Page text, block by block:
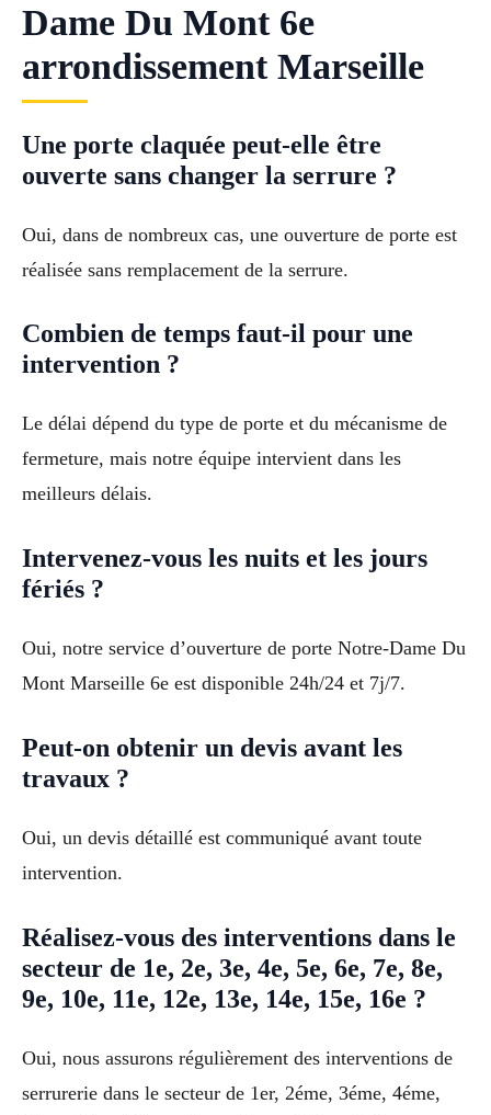
Dame Du Mont 6e
arrondissement Marseille
Une porte claquée peut-elle être
ouverte sans changer la serrure ?
Oui, dans de nombreux cas, une ouverture de porte est
réalisée sans remplacement de la serrure.
Combien de temps faut-il pour une
intervention ?
Le délai dépend du type de porte et du mécanisme de
fermeture, mais notre équipe intervient dans les
meilleurs délais.
Intervenez-vous les nuits et les jours
fériés ?
Oui, notre service d’ouverture de porte Notre-Dame Du
Mont Marseille 6e est disponible 24h/24 et 7j/7.
Peut-on obtenir un devis avant les
travaux ?
Oui, un devis détaillé est communiqué avant toute
intervention.
Réalisez-vous des interventions dans le
secteur de 1e, 2e, 3e, 4e, 5e, 6e, 7e, 8e,
9e, 10e, 11e, 12e, 13e, 14e, 15e, 16e ?
Oui, nous assurons régulièrement des interventions de
serrurerie dans le secteur de 1er, 2éme, 3éme, 4éme,